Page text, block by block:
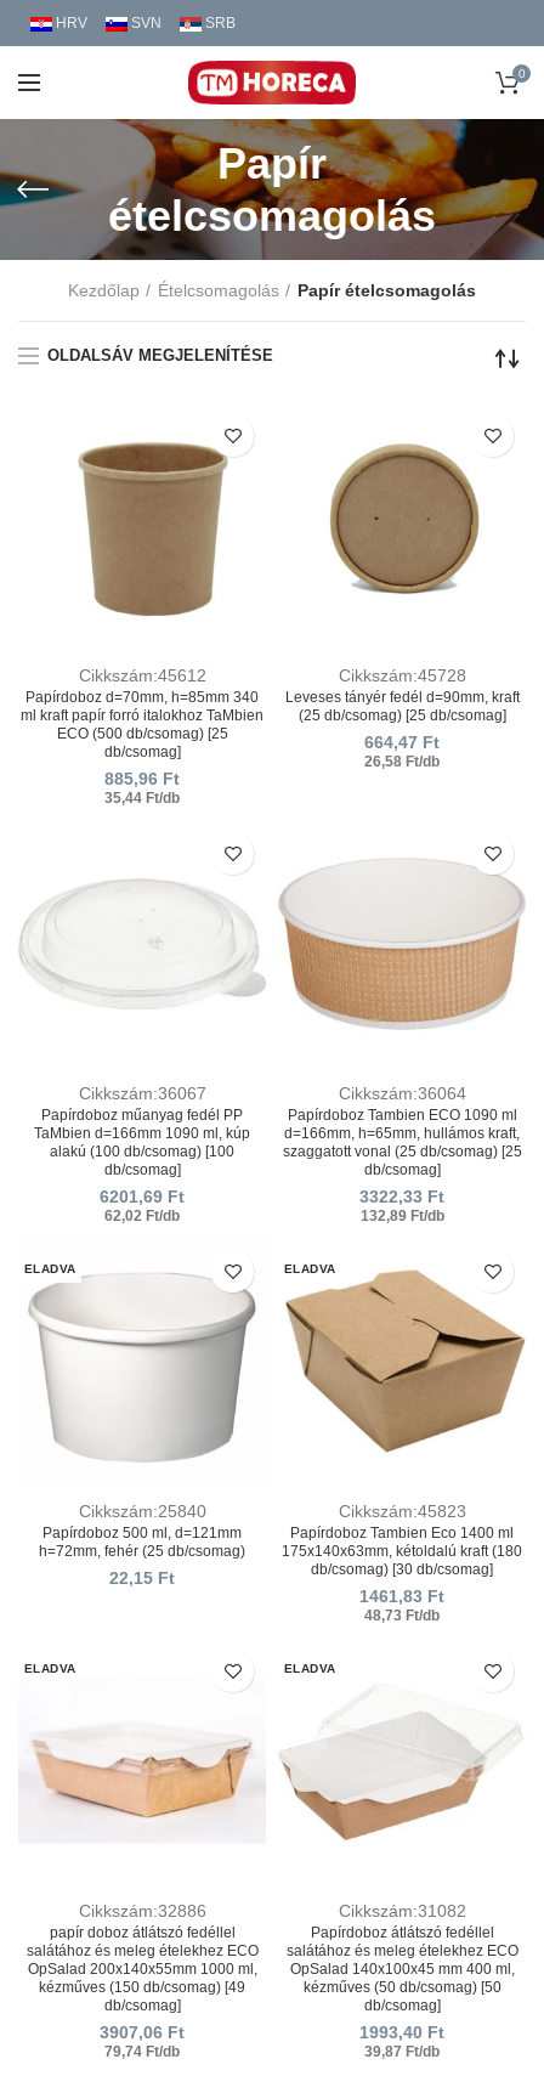
HRV SVN SRB
0
Papír
ételcsomagolás
Kezdőlap Ételcsomagolás Papír ételcsomagolás
OLDALSÁV MEGJELENÍTÉSE
Cikkszám:45612
Papírdoboz d=70mm, h=85mm 340
ml kraft papír forró italokhoz TaMbien
ECO (500 db/csomag) [25
db/csomag]
885,96 Ft
35,44 Ft/db
Cikkszám:45728
Leveses tányér fedél d=90mm, kraft
(25 db/csomag) [25 db/csomag]
664,47 Ft
26,58 Ft/db
Cikkszám:36067
Papírdoboz műanyag fedél PP
TaMbien d=166mm 1090 ml, kúp
alakú (100 db/csomag) [100
db/csomag]
6201,69 Ft
62,02 Ft/db
Cikkszám:36064
Papírdoboz Tambien ECO 1090 ml
d=166mm, h=65mm, hullámos kraft,
szaggatott vonal (25 db/csomag) [25
db/csomag]
3322,33 Ft
132,89 Ft/db
ELADVA
Cikkszám:25840
Papírdoboz 500 ml, d=121mm
h=72mm, fehér (25 db/csomag)
22,15 Ft
ELADVA
Cikkszám:45823
Papírdoboz Tambien Eco 1400 ml
175x140x63mm, kétoldalú kraft (180
db/csomag) [30 db/csomag]
1461,83 Ft
48,73 Ft/db
ELADVA
Cikkszám:32886
papír doboz átlátszó fedéllel
salátához és meleg ételekhez ECO
OpSalad 200x140x55mm 1000 ml,
kézműves (150 db/csomag) [49
db/csomag]
3907,06 Ft
79,74 Ft/db
ELADVA
Cikkszám:31082
Papírdoboz átlátszó fedéllel
salátához és meleg ételekhez ECO
OpSalad 140x100x45 mm 400 ml,
kézműves (50 db/csomag) [50
db/csomag]
1993,40 Ft
39,87 Ft/db